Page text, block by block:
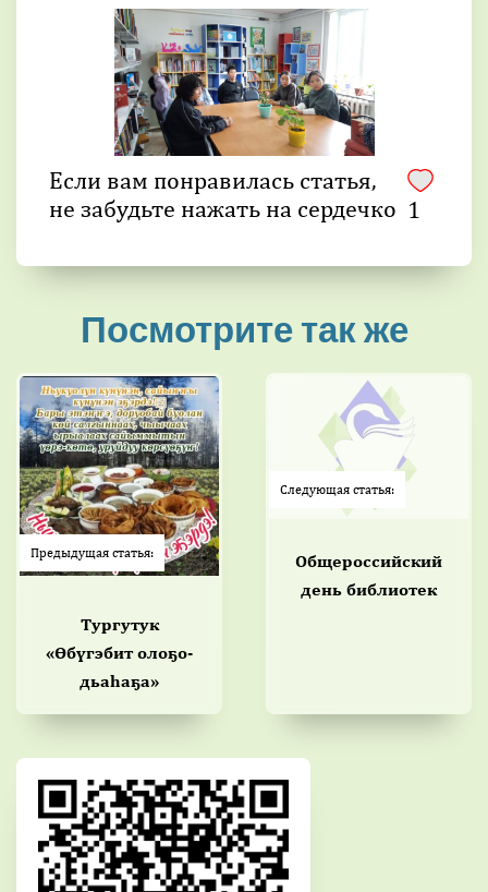
Если вам понравилась статья,
не забудьте нажать на сердечко 1
Посмотрите так же
Предыдущая статья:
Тургутук
«Өбүгэбит олоҕо-
дьаһаҕа»
Следующая статья:
Общероссийский
день библиотек